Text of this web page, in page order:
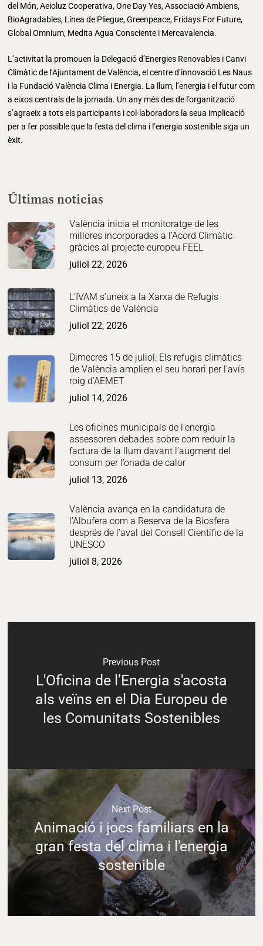
del Món, Aeioluz Cooperativa, One Day Yes, Associació Ambiens,
BioAgradables, Línea de Pliegue, Greenpeace, Fridays For Future,
Global Omnium, Medita Agua Consciente i Mercavalencia.
L’activitat la promouen la Delegació d’Energies Renovables i Canvi
Climàtic de l’Ajuntament de València, el centre d’innovació Les Naus
i la Fundació València Clima i Energia. La llum, l’energia i el futur com
a eixos centrals de la jornada. Un any més des de l’organització
s’agraeix a tots els participants i col·laboradors la seua implicació
per a fer possible que la festa del clima i l’energia sostenible siga un
èxit.
Últimas noticias
València inicia el monitoratge de les
millores incorporades a l’Acord Climàtic
gràcies al projecte europeu FEEL
juliol 22, 2026
L’IVAM s’uneix a la Xarxa de Refugis
Climàtics de València
juliol 22, 2026
Dimecres 15 de juliol: Els refugis climàtics
de València amplien el seu horari per l’avís
roig d’AEMET
juliol 14, 2026
Les oficines municipals de l’energia
assessoren debades sobre com reduir la
factura de la llum davant l’augment del
consum per l’onada de calor
juliol 13, 2026
València avança en la candidatura de
l’Albufera com a Reserva de la Biosfera
després de l’aval del Consell Científic de la
UNESCO
juliol 8, 2026
Previous Post
L'Oficina de l’Energia s'acosta
als veïns en el Dia Europeu de
les Comunitats Sostenibles
Next Post
Animació i jocs familiars en la
gran festa del clima i l'energia
sostenible